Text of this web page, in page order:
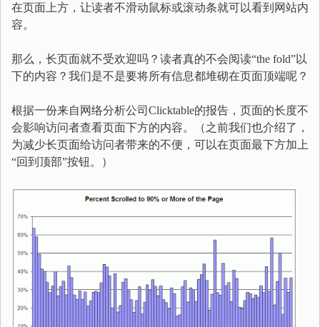
在页面上方，让读者不滑动鼠标或滚动条就可以看到网站内
容。
那么，长页面就不受欢迎吗？读者真的不会阅读“the fold”以
下的内容？我们是不是要将所有信息都堆砌在页面顶端呢？
根据一份来自网络分析公司Clicktable的报告，页面的长度不
会影响访问者查看页面下方的内容。（之前我们也介绍了，
为减少长页面给访问者带来的不便，可以在页面最下方加上
“回到顶部”按钮。）